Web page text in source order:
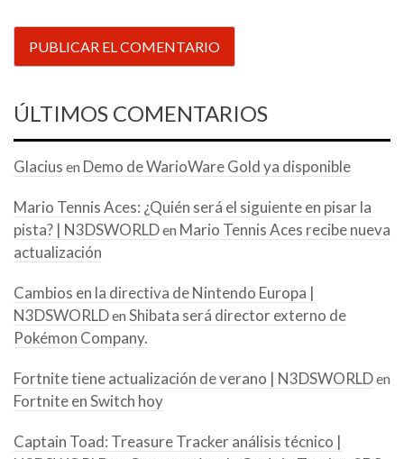
ÚLTIMOS COMENTARIOS
Glacius en Demo de WarioWare Gold ya disponible
Mario Tennis Aces: ¿Quién será el siguiente en pisar la
pista? | N3DSWORLDen Mario Tennis Aces recibe nueva
actualización
Cambios en la directiva de Nintendo Europa |
N3DSWORLDen Shibata será director externo de
Pokémon Company.
Fortnite tiene actualización de verano | N3DSWORLDen
Fortnite en Switch hoy
Captain Toad: Treasure Tracker análisis técnico |